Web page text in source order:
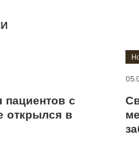
с
открылся в